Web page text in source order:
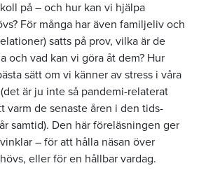
på – och hur kan vi hjälpa
För många har även familjeliv och
satts på prov, vilka är de
och vad kan vi göra åt dem? Hur
sätt om vi känner av stress i våra
är ju inte så pandemi-relaterat
varm de senaste åren i den tids-
samtid). Den här föreläsningen ger
– för att hålla näsan över
eller för en hållbar vardag.